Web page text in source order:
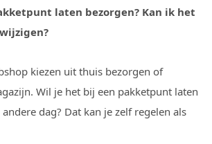
laten bezorgen? Kan ik het
kiezen uit thuis bezorgen of
Wil je het bij een pakketpunt laten
dag? Dat kan je zelf regelen als